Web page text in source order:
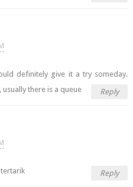
definitely give it a try someday.
there is a queue
Reply
Reply